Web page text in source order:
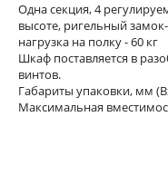
Одна секция, 4
высоте, ригельный
нагрузка на полку - 60 кг
Шкаф поставляется в
винтов.
Габариты упаковки, мм
Максимальная